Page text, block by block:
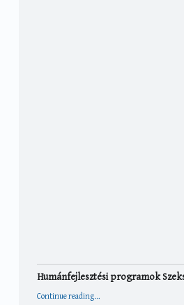
Humánfejlesztési programok
Continue reading…